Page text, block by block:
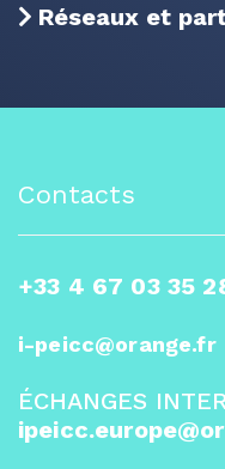
Réseaux et
Contacts
+33 4 67 03 35
i-peicc@orange.fr
ÉCHANGES